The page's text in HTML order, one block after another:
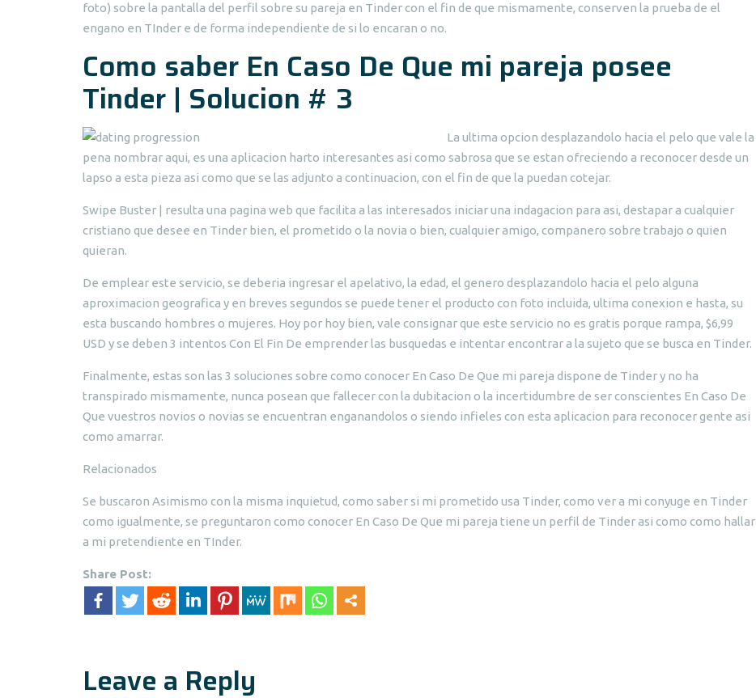
foto) sobre la pantalla del perfil sobre su pareja en Tinder con el fin de que mismamente, conserven la prueba de el
engano en TInder e de forma independiente de si lo encaran o no.
Como saber En Caso De Que mi pareja posee
Tinder | Solucion # 3
La ultima opcion desplazandolo hacia el pelo que vale la
pena nombrar aqui, es una aplicacion harto interesantes asi como sabrosa que se estan ofreciendo a reconocer desde un
lapso a esta pieza asi como que se las adjunto a continuacion, con el fin de que la puedan cotejar.
Swipe Buster | resulta una pagina web que facilita a las interesados iniciar una indagacion para asi, destapar a cualquier
cristiano que desee en Tinder bien, el prometido o la novia o bien, cualquier amigo, companero sobre trabajo o quien
quieran.
De emplear este servicio, se deberia ingresar el apelativo, la edad, el genero desplazandolo hacia el pelo alguna
aproximacion geografica y en breves segundos se puede tener el producto con foto incluida, ultima conexion e hasta, su
esta buscando hombres o mujeres. Hoy por hoy bien, vale consignar que este servicio no es gratis porque rampa, $6,99
USD y se deben 3 intentos Con El Fin De emprender las busquedas e intentar encontrar a la sujeto que se busca en Tinder.
Finalmente, estas son las 3 soluciones sobre como conocer En Caso De Que mi pareja dispone de Tinder y no ha
transpirado mismamente, nunca posean que fallecer con la dubitacion o la incertidumbre de ser conscientes En Caso De
Que vuestros novios o novias se encuentran enganandolos o siendo infieles con esta aplicacion para reconocer gente asi
como amarrar.
Relacionados
Se buscaron Asimismo con la misma inquietud, como saber si mi prometido usa Tinder, como ver a mi conyuge en Tinder
como igualmente, se preguntaron como conocer En Caso De Que mi pareja tiene un perfil de Tinder asi como como hallar
a mi pretendiente en TInder.
Share Post:
Leave a Reply